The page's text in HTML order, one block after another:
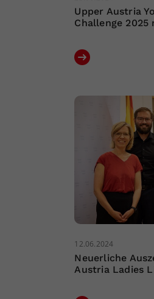
Upper Austria
Challenge
12.06.2024
Neuerliche
Austria Ladies